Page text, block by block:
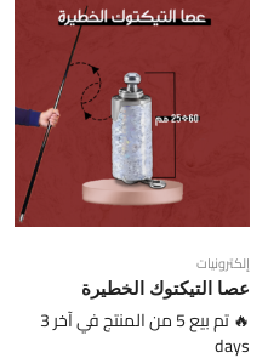
إلكترونيات
عصا التيكتوك الخطيرة
🔥 تم بيع 5 من المنتج في آخر 3
days